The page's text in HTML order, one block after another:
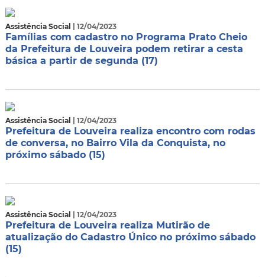
Assistência Social | 12/04/2023
Famílias com cadastro no Programa Prato Cheio
da Prefeitura de Louveira podem retirar a cesta
básica a partir de segunda (17)
Assistência Social | 12/04/2023
Prefeitura de Louveira realiza encontro com rodas
de conversa, no Bairro Vila da Conquista, no
próximo sábado (15)
Assistência Social | 12/04/2023
Prefeitura de Louveira realiza Mutirão de
atualização do Cadastro Único no próximo sábado
(15)